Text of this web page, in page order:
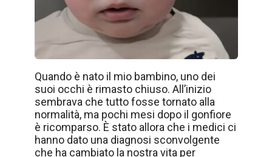
Quando è nato il mio bambino, uno dei
suoi occhi è rimasto chiuso. All’inizio
sembrava che tutto fosse tornato alla
normalità, ma pochi mesi dopo il gonfiore
è ricomparso. È stato allora che i medici ci
hanno dato una diagnosi sconvolgente
che ha cambiato la nostra vita per